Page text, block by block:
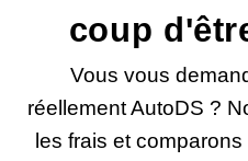
coup
Vous vous
réellement AutoDS ?
les frais et